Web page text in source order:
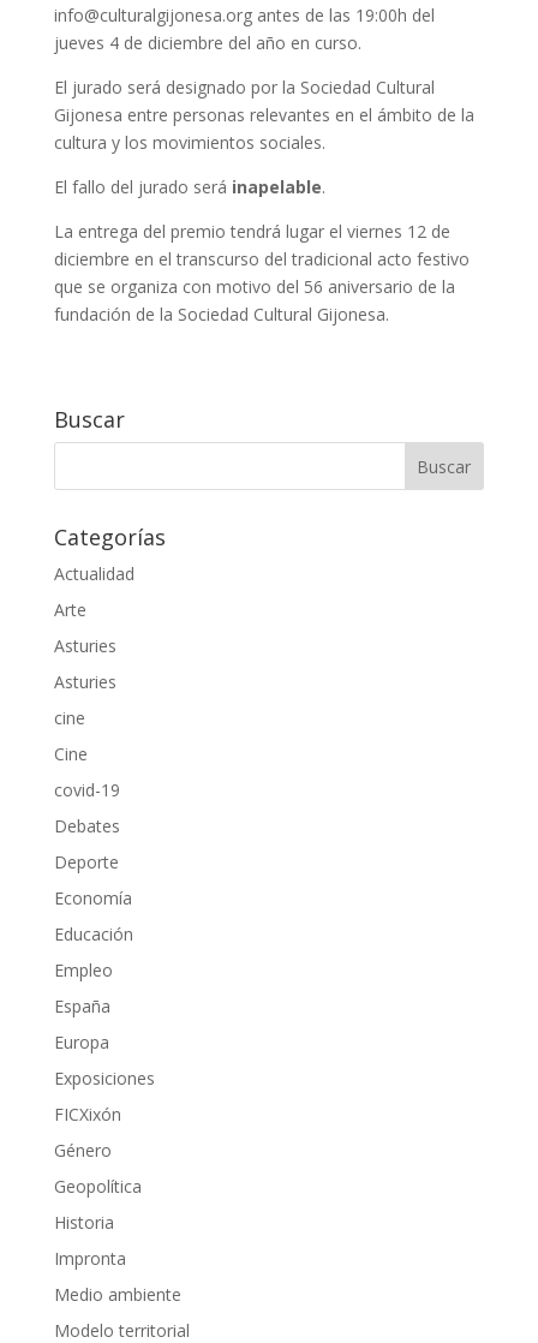
info@culturalgijonesa.org antes de las 19:00h del
jueves 4 de diciembre del año en curso.
El jurado será designado por la Sociedad Cultural
Gijonesa entre personas relevantes en el ámbito de la
cultura y los movimientos sociales.
El fallo del jurado será inapelable.
La entrega del premio tendrá lugar el viernes 12 de
diciembre en el transcurso del tradicional acto festivo
que se organiza con motivo del 56 aniversario de la
fundación de la Sociedad Cultural Gijonesa.
Buscar
Categorías
Actualidad
Arte
Asturies
Asturies
cine
Cine
covid-19
Debates
Deporte
Economía
Educación
Empleo
España
Europa
Exposiciones
FICXixón
Género
Geopolítica
Historia
Impronta
Medio ambiente
Modelo territorial